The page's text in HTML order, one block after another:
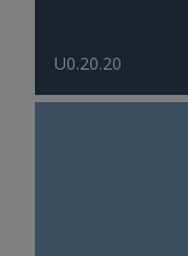
U0.20.20